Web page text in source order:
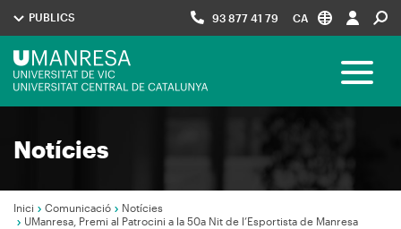
Menú
UManresa
PUBLICS 93 877 41 79 CA
Navegació
Toggle
Notícies
Inici Comunicació
Notícies
UManresa, Premi al Patrocini a la 50a Nit de l’Esportista de Manresa